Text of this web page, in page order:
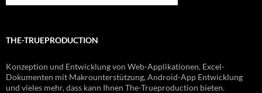
THE-TRUEPRODUCTION
Konzeption und Entwicklung von Web-Applikationen, Excel-
Dokumenten mit Makrounterstützung, Android-App Entwicklung
und vieles mehr, dass kann Ihnen The-Trueproduction bieten.